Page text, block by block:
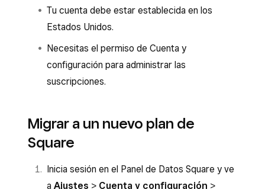
Tu cuenta debe estar establecida en los
Estados Unidos.
Necesitas el permiso de Cuenta y
configuración para administrar las
suscripciones.
Migrar a un nuevo plan de
Square
Inicia sesión en el Panel de Datos Square y ve
a Ajustes > Cuenta y configuración >